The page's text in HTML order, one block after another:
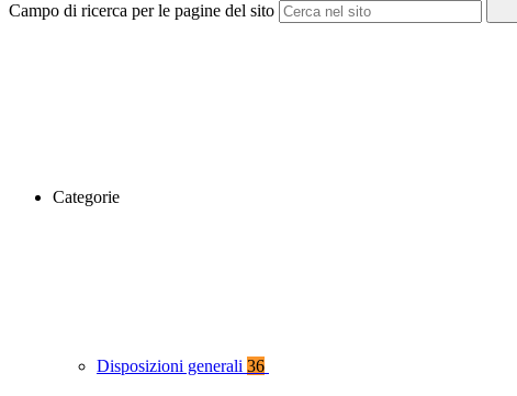
Campo di ricerca per le pagine del sito
Categorie
Disposizioni generali 36